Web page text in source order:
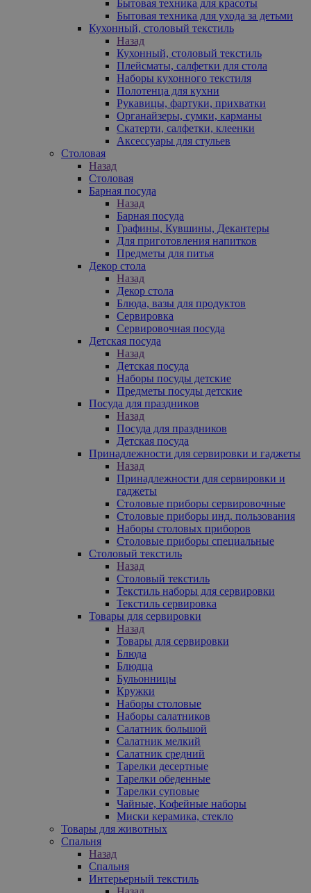
Бытовая техника для красоты
Бытовая техника для ухода за детьми
Кухонный, столовый текстиль
Назад
Кухонный, столовый текстиль
Плейсматы, салфетки для стола
Наборы кухонного текстиля
Полотенца для кухни
Рукавицы, фартуки, прихватки
Органайзеры, сумки, карманы
Скатерти, салфетки, клеенки
Аксессуары для стульев
Столовая
Назад
Столовая
Барная посуда
Назад
Барная посуда
Графины, Кувшины, Декантеры
Для приготовления напитков
Предметы для питья
Декор стола
Назад
Декор стола
Блюда, вазы для продуктов
Сервировка
Сервировочная посуда
Детская посуда
Назад
Детская посуда
Наборы посуды детские
Предметы посуды детские
Посуда для праздников
Назад
Посуда для праздников
Детская посуда
Принадлежности для сервировки и гаджеты
Назад
Принадлежности для сервировки и
гаджеты
Столовые приборы сервировочные
Столовые приборы инд. пользования
Наборы столовых приборов
Столовые приборы специальные
Столовый текстиль
Назад
Столовый текстиль
Текстиль наборы для сервировки
Текстиль сервировка
Товары для сервировки
Назад
Товары для сервировки
Блюда
Блюдца
Бульонницы
Кружки
Наборы столовые
Наборы салатников
Салатник большой
Салатник мелкий
Салатник средний
Тарелки десертные
Тарелки обеденные
Тарелки суповые
Чайные, Кофейные наборы
Миски керамика, стекло
Товары для животных
Спальня
Назад
Спальня
Интерьерный текстиль